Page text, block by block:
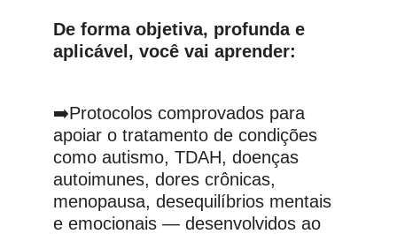
De forma objetiva, profunda e
aplicável, você vai aprender:
➡️Protocolos comprovados para
apoiar o tratamento de condições
como autismo, TDAH, doenças
autoimunes, dores crônicas,
menopausa, desequilíbrios mentais
e emocionais — desenvolvidos ao